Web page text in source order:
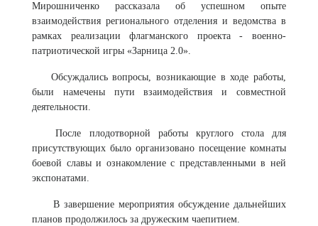
Мирошниченко рассказала об успешном опыте
взаимодействия регионального отделения и ведомства в
рамках реализации флагманского проекта - военно-
патриотической игры «Зарница 2.0».
Обсуждались вопросы, возникающие в ходе работы,
были намечены пути взаимодействия и совместной
деятельности.
После плодотворной работы круглого стола для
присутствующих было организовано посещение комнаты
боевой славы и ознакомление с представленными в ней
экспонатами.
В завершение мероприятия обсуждение дальнейших
планов продолжилось за дружеским чаепитием.